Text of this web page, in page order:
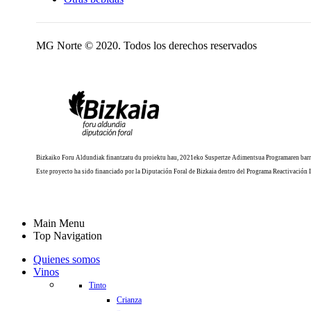
MG Norte © 2020. Todos los derechos reservados
Bizkaiko Foru Aldundiak finantzatu du proiektu hau, 2021eko Suspertze Adimentsua Programaren
Este proyecto ha sido financiado por la Diputación Foral de Bizkaia dentro del Programa Reactivación
Main Menu
Top Navigation
Quienes somos
Vinos
Tinto
Crianza